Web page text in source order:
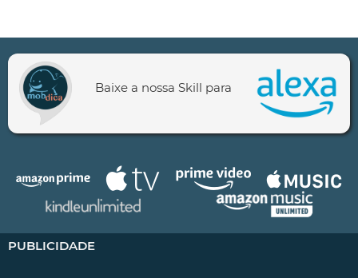
Baixe a nossa Skill para
PUBLICIDADE